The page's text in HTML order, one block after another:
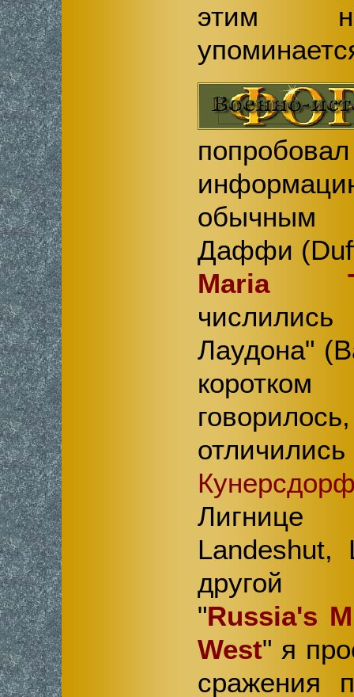
этим
обычным
Даффи
Maria
Лаудона"
Landeshut,
другой
"Russia's
West" я
сражения